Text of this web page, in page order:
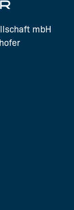
mbH